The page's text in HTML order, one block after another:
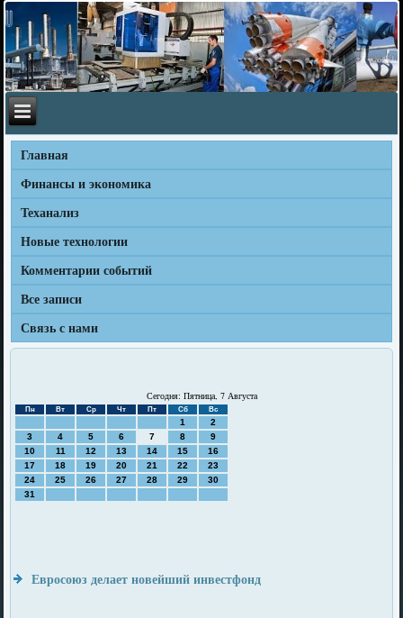
Главная
Финансы и экономика
Теханализ
Новые технологии
Комментарии событий
Все записи
Связь с нами
Сегодня: Пятница, 7 Августа
Пн Вт Ср Чт Пт Сб Вс
1
2
3
4 5 6 7 8
9
10
11 12 13 14 15
16
17
18 19 20 21 22
23
24
25 26 27 28 29
30
31
Евросоюз делает новейший инвестфонд